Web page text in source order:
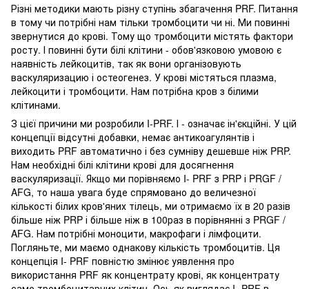
Різні методики мають різну ступінь збагачення PRF. Питання
в тому чи потрібні нам тільки тромбоцити чи ні. Ми повинні
звернутися до крові. Тому що тромбоцити містять фактори
росту. І повинні бути білі клітини - обов'язковою умовою є
наявність лейкоцитів, так як вони організовують
васкуляризацию і остеогенез. У крові містяться плазма,
лейкоцити і тромбоцити. Нам потрібна кров з білими
клітинами.
З цієї причини ми розробили I-PRF. І - означає ін'єкційні. У цій
концепції відсутні добавки, немає антикоагулянтів і
виходить PRF автоматично і без сумніву дешевше ніж PRP.
Нам необхідні білі клітини крові для досягнення
васкуляризації. Якщо ми порівняємо I- PRF з PRP і PRGF /
AFG, то наша увага буде спрямовано до величезної
кількості білих кров'яних тілець, ми отримаємо їх в 20 разів
більше ніж PRP і більше ніж в 100раз в порівнянні з PRGF /
AFG. Нам потрібні моноцити, макрофаги і лімфоцити.
Погляньте, ми маємо однакову кількість тромбоцитів. Ця
концепція I- PRF повністю змінює уявлення про
використання PRF як концентрату крові, як концентрату